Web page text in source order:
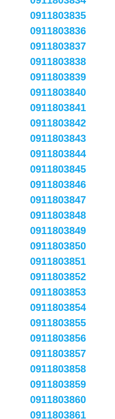
0911803835
0911803836
0911803837
0911803838
0911803839
0911803840
0911803841
0911803842
0911803843
0911803844
0911803845
0911803846
0911803847
0911803848
0911803849
0911803850
0911803851
0911803852
0911803853
0911803854
0911803855
0911803856
0911803857
0911803858
0911803859
0911803860
0911803861